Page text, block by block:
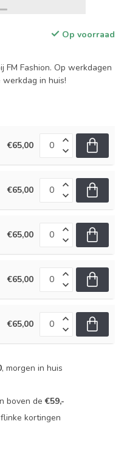
Op voorraad
Fashion. Op werkdagen
in huis!
€65,00
€65,00
€65,00
€65,00
€65,00
, morgen in huis
boven de€59,-
kortingen